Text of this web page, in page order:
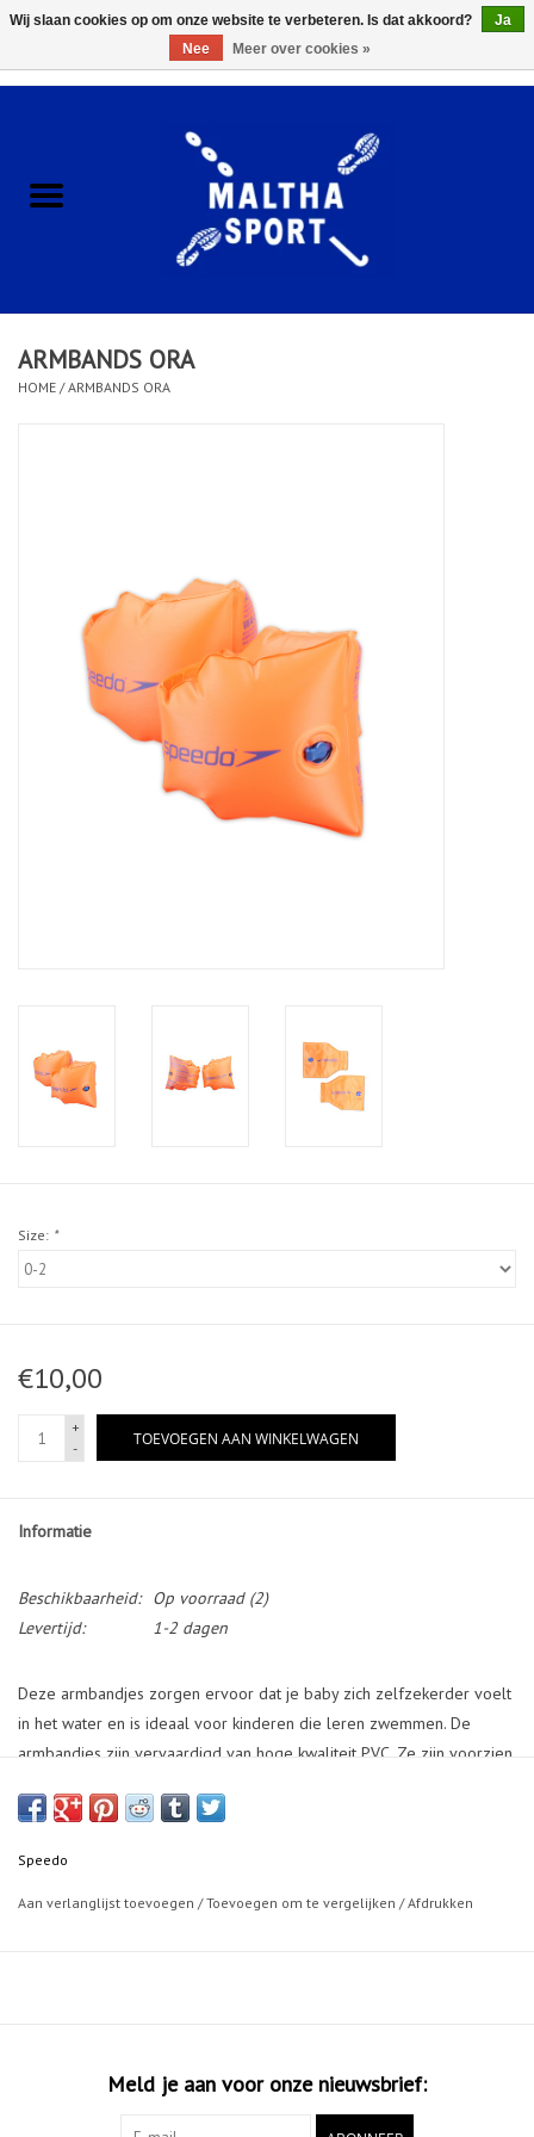
ACCESSOIRES/HARDWARE
KLEDING
CLUBSHOPS
ARMBANDS ORA
HOME /ARMBANDS ORA
Size: *
€10,00
+
-
TOEVOEGEN AAN WINKELWAGEN
Informatie
Beschikbaarheid: Op voorraad(2)
Levertijd:
1-2 dagen
Deze armbandjes zorgen ervoor dat je baby zich zelfzekerder voelt
in het water en is ideaal voor kinderen die leren zwemmen. De
armbandjes zijn vervaardigd van hoge kwaliteit PVC. Ze zijn voorzien
en Europese veiligheidsstandaarden. Geschikt voor kinderen tot 12
Speedo
Aan verlanglijst toevoegen /Toevoegen om te vergelijken /Afdrukken
Meld je aan voor onze nieuwsbrief:
Wij slaan cookies op om onze website te verbeteren. Is dat akkoord?
Ja
Nee
Meer over cookies »